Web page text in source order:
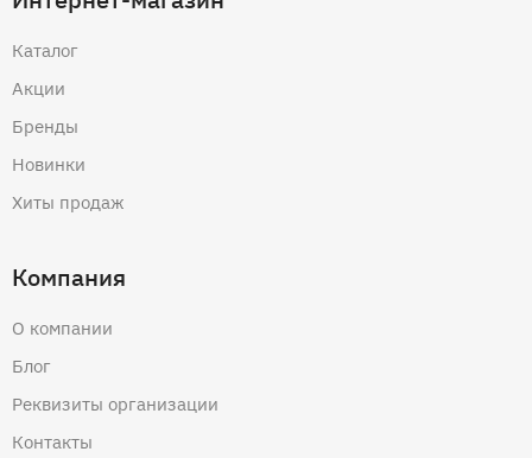
Каталог
Акции
Бренды
Новинки
Хиты продаж
Компания
О компании
Блог
Реквизиты организации
Контакты